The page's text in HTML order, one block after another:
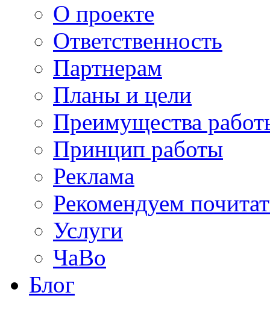
О проекте
Ответственность
Партнерам
Планы и цели
Преимущества
Принцип работы
Реклама
Рекомендуем
Услуги
ЧаВо
Блог